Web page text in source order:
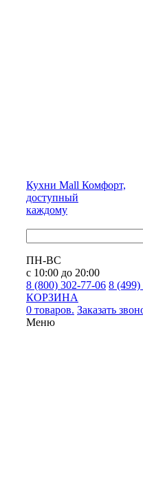
Кухни Mall Комфорт,
доступный
каждому
ПН-ВС
с 10:00 до 20:00
8 (800) 302-77-06 8 (499)
КОРЗИНА
0 товаров. Заказать
Меню